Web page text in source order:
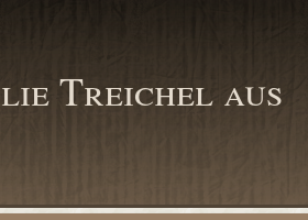
Treichel aus